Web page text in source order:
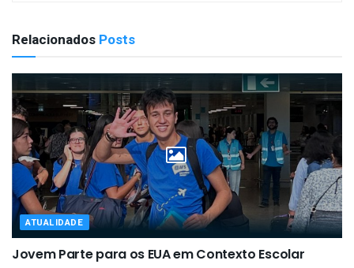
Relacionados Posts
ATUALIDADE
Jovem Parte para os EUA em Contexto Escolar